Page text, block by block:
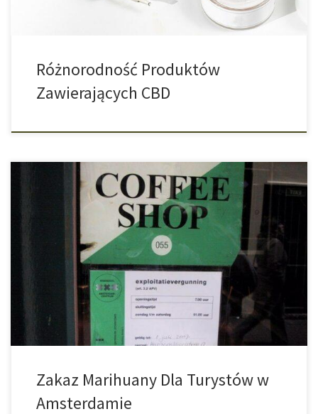
Różnorodność Produktów
Zawierających CBD
Władze Amsterdamu Jeszcze w Tym Roku Planują Zakazać
Marihuany Dla Przyjezdnych Burmistrz Amsterdamu, Femke
Halsema, już niedługo może stać się najbardziej nielubianą panią
burmistrz na całym świecie. Wszystko przez to, że 55-latka chce
wprowadzić w Amsterdamie, czyli światowej Mekce
coffeeshopów, zakaz sprzedaży marihuany dla turystów. Kwestia
ta od kilku lat […]
Zakaz Marihuany Dla Turystów w
Amsterdamie